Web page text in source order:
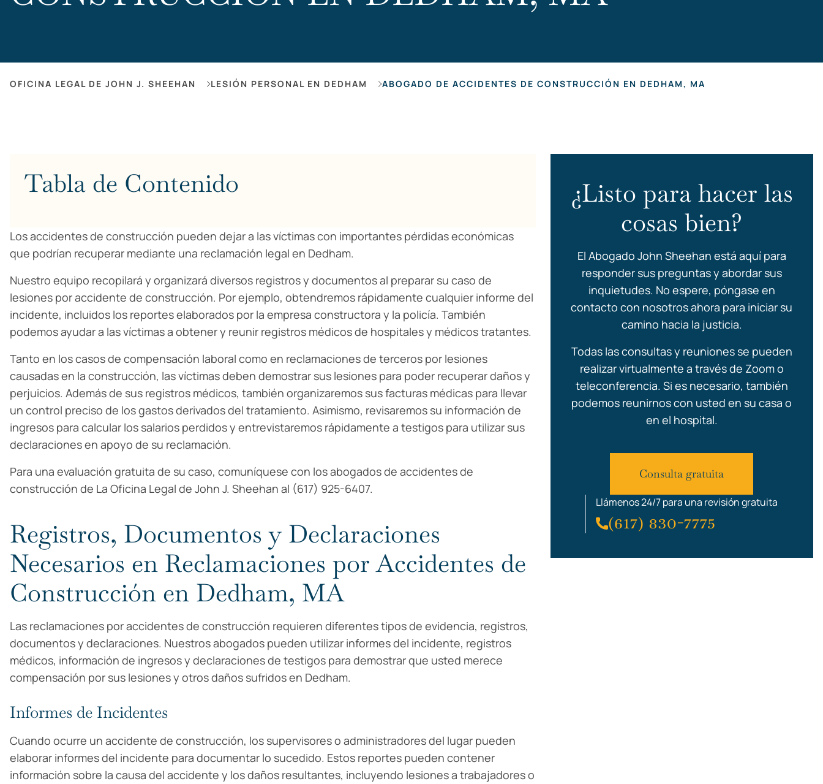
OFICINA LEGAL DE JOHN J. SHEEHAN LESIÓN PERSONAL EN DEDHAM ABOGADO DE ACCIDENTES DE CONSTRUCCIÓN EN DEDHAM, MA
Tabla de Contenido
Los accidentes de construcción pueden dejar a las víctimas con importantes pérdidas económicas
que podrían recuperar mediante una reclamación legal en Dedham.
Nuestro equipo recopilará y organizará diversos registros y documentos al preparar su caso de
lesiones por accidente de construcción. Por ejemplo, obtendremos rápidamente cualquier informe del
incidente, incluidos los reportes elaborados por la empresa constructora y la policía. También
podemos ayudar a las víctimas a obtener y reunir registros médicos de hospitales y médicos tratantes.
Tanto en los casos de compensación laboral como en reclamaciones de terceros por lesiones
causadas en la construcción, las víctimas deben demostrar sus lesiones para poder recuperar daños y
perjuicios. Además de sus registros médicos, también organizaremos sus facturas médicas para llevar
un control preciso de los gastos derivados del tratamiento. Asimismo, revisaremos su información de
ingresos para calcular los salarios perdidos y entrevistaremos rápidamente a testigos para utilizar sus
declaraciones en apoyo de su reclamación.
Para una evaluación gratuita de su caso, comuníquese con los abogados de accidentes de
construcción de La Oficina Legal de John J. Sheehan al (617) 925-6407.
Registros, Documentos y Declaraciones
Necesarios en Reclamaciones por Accidentes de
Construcción en Dedham, MA
Las reclamaciones por accidentes de construcción requieren diferentes tipos de evidencia, registros,
documentos y declaraciones. Nuestros abogados pueden utilizar informes del incidente, registros
médicos, información de ingresos y declaraciones de testigos para demostrar que usted merece
compensación por sus lesiones y otros daños sufridos en Dedham.
Informes de Incidentes
Cuando ocurre un accidente de construcción, los supervisores o administradores del lugar pueden
elaborar informes del incidente para documentar lo sucedido. Estos reportes pueden contener
información sobre la causa del accidente y los daños resultantes, incluyendo lesiones a trabajadores o
¿Listo para hacer las
cosas bien?
El Abogado John Sheehan está aquí para
responder sus preguntas y abordar sus
inquietudes. No espere, póngase en
contacto con nosotros ahora para iniciar su
camino hacia la justicia.
Todas las consultas y reuniones se pueden
realizar virtualmente a través de Zoom o
teleconferencia. Si es necesario, también
podemos reunirnos con usted en su casa o
en el hospital.
Consulta gratuita
Llámenos 24/7 para una revisión gratuita
(617) 830-7775